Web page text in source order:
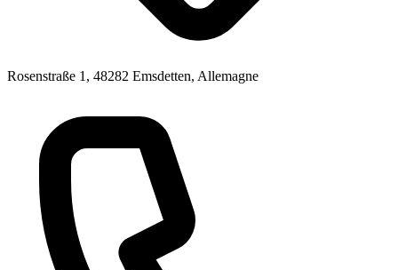
Rosenstraße 1, 48282 Emsdetten, Allemagne